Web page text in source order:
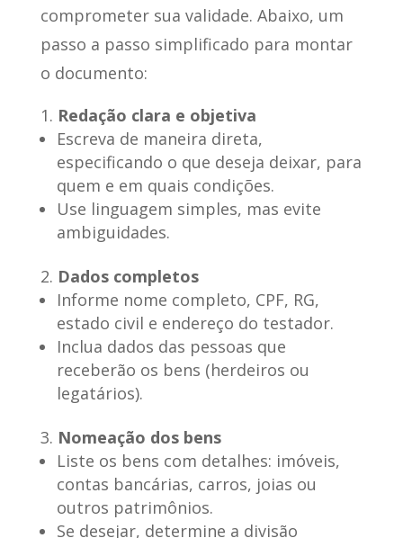
comprometer sua validade. Abaixo, um
passo a passo simplificado para montar
o documento:
Redação clara e objetiva
Escreva de maneira direta,
especificando o que deseja deixar, para
quem e em quais condições.
Use linguagem simples, mas evite
ambiguidades.
Dados completos
Informe nome completo, CPF, RG,
estado civil e endereço do testador.
Inclua dados das pessoas que
receberão os bens (herdeiros ou
legatários).
Nomeação dos bens
Liste os bens com detalhes: imóveis,
contas bancárias, carros, joias ou
outros patrimônios.
Se desejar, determine a divisão